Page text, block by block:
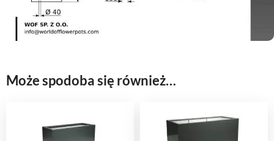
Może spodoba się również…